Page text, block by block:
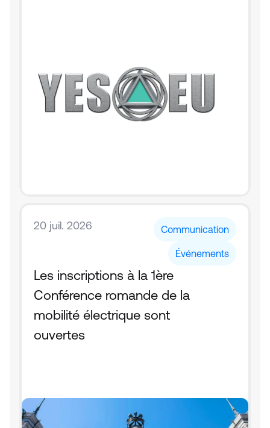
20 juil. 2026 Communication
Événements
Les inscriptions à la 1ère
Conférence romande de la
mobilité électrique sont
ouvertes